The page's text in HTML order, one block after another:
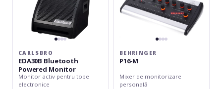
CARLSBRO
EDA30B Bluetooth
Powered Monitor
Monitor activ pentru tobe
electronice
BEHRINGER
P16-M
Mixer de monitorizare
personală